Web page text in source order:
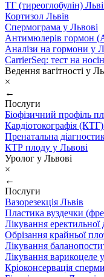
ТГ (тиреоглобулін)
Кортизол Львів
Спермограма у Львові
Антимюлерів гормон
Аналізи на гормони у
CarrierSeq: тест на
Ведення вагітності у
×
←
Послуги
Біофізичний профіль
Кардіотокографія
Пренатальна
КТР плоду у Львові
Уролог у Львові
×
←
Послуги
Вазорезекція Львів
Пластика вуздечки
Лікування еректильної
Обрізання крайньої
Лікування
Лікування варикоцеле
Кріоконсервація